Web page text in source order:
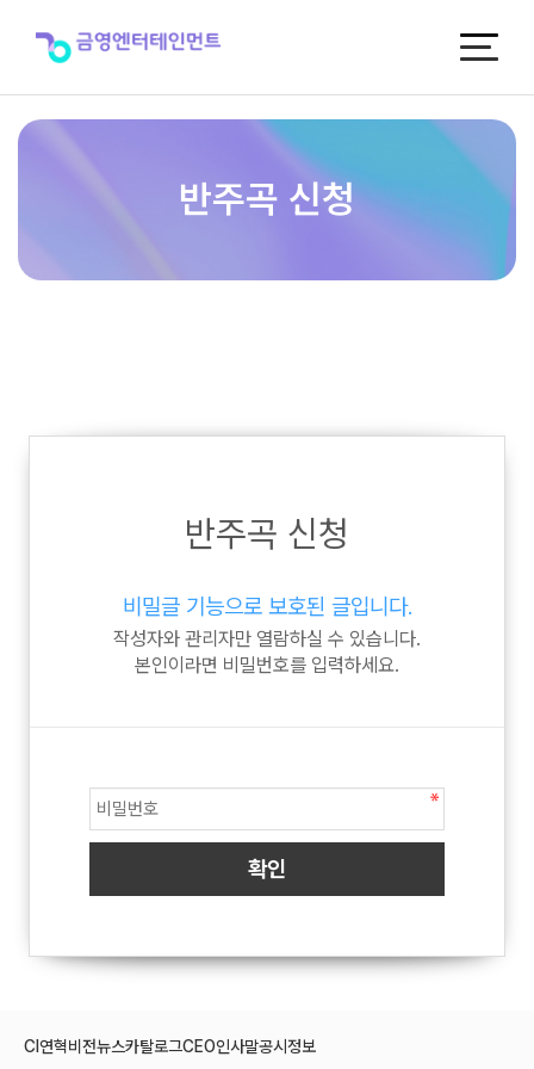
반주곡 신청
반주곡 신청
비밀글 기능으로 보호된 글입니다.
작성자와 관리자만 열람하실 수 있습니다.
본인이라면 비밀번호를 입력하세요.
CI 연혁비전뉴스카탈로그CEO인사말공시정보